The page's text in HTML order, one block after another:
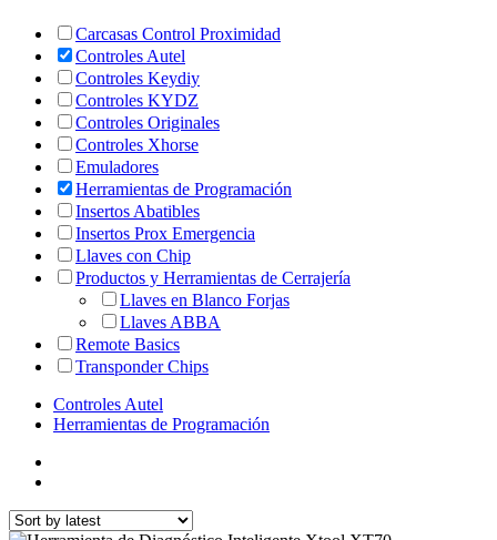
Carcasas Control Proximidad
Controles Autel
Controles Keydiy
Controles KYDZ
Controles Originales
Controles Xhorse
Emuladores
Herramientas de Programación
Insertos Abatibles
Insertos Prox Emergencia
Llaves con Chip
Productos y Herramientas de Cerrajería
Llaves en Blanco Forjas
Llaves ABBA
Remote Basics
Transponder Chips
Controles Autel
Herramientas de Programación